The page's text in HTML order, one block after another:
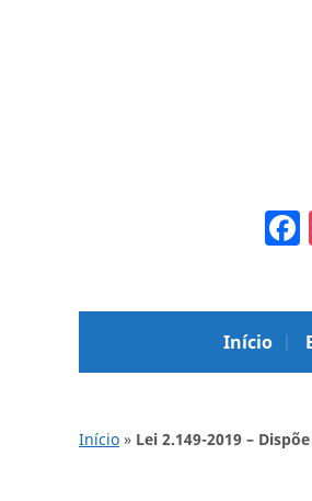
Início
Início » Lei 2.149-2019 –